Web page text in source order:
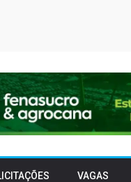
VAGAS